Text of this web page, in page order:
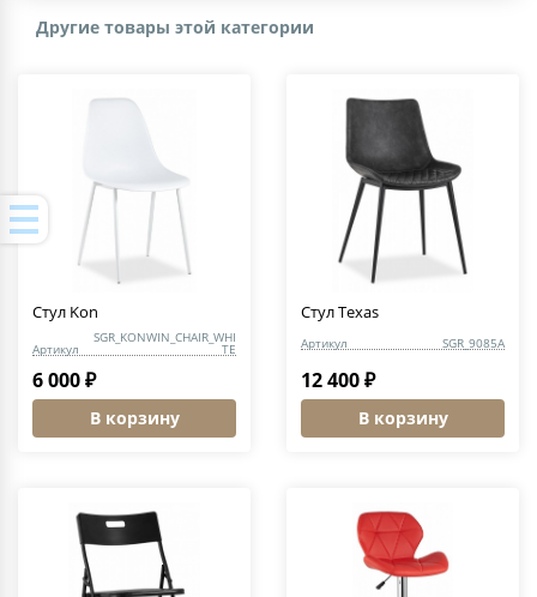
Другие товары этой категории
Стул Kon
Артикул
SGR_KONWIN_CHAIR_WHI
TE
6 000 ₽
В корзину
Стул Texas
Артикул SGR_9085A
12 400 ₽
В корзину